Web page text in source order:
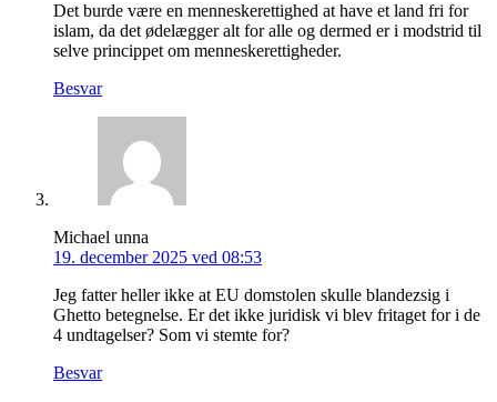
Det burde være en menneskerettighed at have et land fri for
islam, da det ødelægger alt for alle og dermed er i modstrid til
selve princippet om menneskerettigheder.
Besvar
Michael unna
19. december 2025 ved 08:53
Jeg fatter heller ikke at EU domstolen skulle blandezsig i
Ghetto betegnelse. Er det ikke juridisk vi blev fritaget for i de
4 undtagelser? Som vi stemte for?
Besvar